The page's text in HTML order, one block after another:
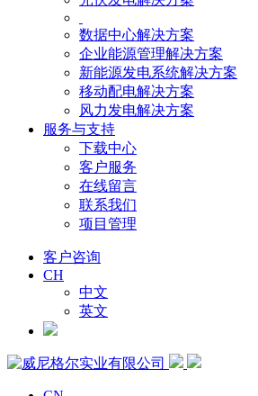
数据中心解决方案
企业能源管理解决方案
新能源发电系统解决方案
移动配电解决方案
风力发电解决方案
服务与支持
下载中心
客户服务
在线留言
联系我们
项目管理
客户咨询
CH
中文
英文